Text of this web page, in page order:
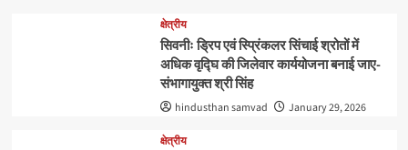
क्षेत्रीय
सिवनीः ड्रिप एवं स्प्रिंकलर सिंचाई श्रोतों में
अधिक वृद्घि की जिलेवार कार्ययोजना बनाई जाए-
संभागायुक्‍त श्री सिंह
hindusthan samvad January 29, 2026
क्षेत्रीय